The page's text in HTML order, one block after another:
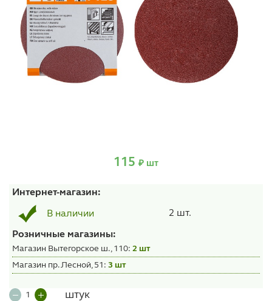
115 ₽ шт
Интернет-магазин:
В наличии 2 шт.
Розничные магазины:
Магазин Вытегорское ш., 110: 2 шт
Магазин пр. Лесной, 51: 3 шт
штук